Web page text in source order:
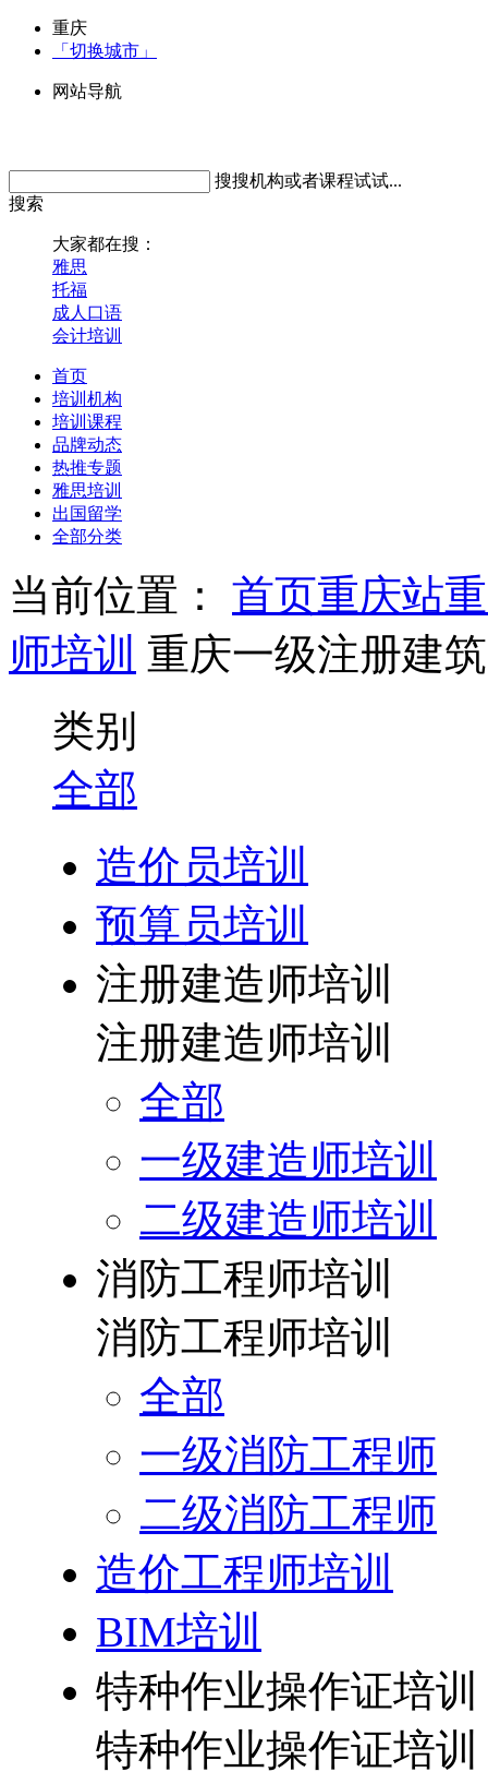
重庆
「切换城市」
网站导航
搜搜机构或者课程试试...
搜索
大家都在搜：
雅思
托福
成人口语
会计培训
首页
培训机构
培训课程
品牌动态
热推专题
雅思培训
出国留学
全部分类
当前位置： 首页重庆站
师培训 重庆一级注册建
类别
全部
造价员培训
预算员培训
注册建造师培训
注册建造师培训
全部
一级建造师培训
二级建造师培训
消防工程师培训
消防工程师培训
全部
一级消防工程师
二级消防工程师
造价工程师培训
BIM培训
特种作业操作证培训
特种作业操作证培训